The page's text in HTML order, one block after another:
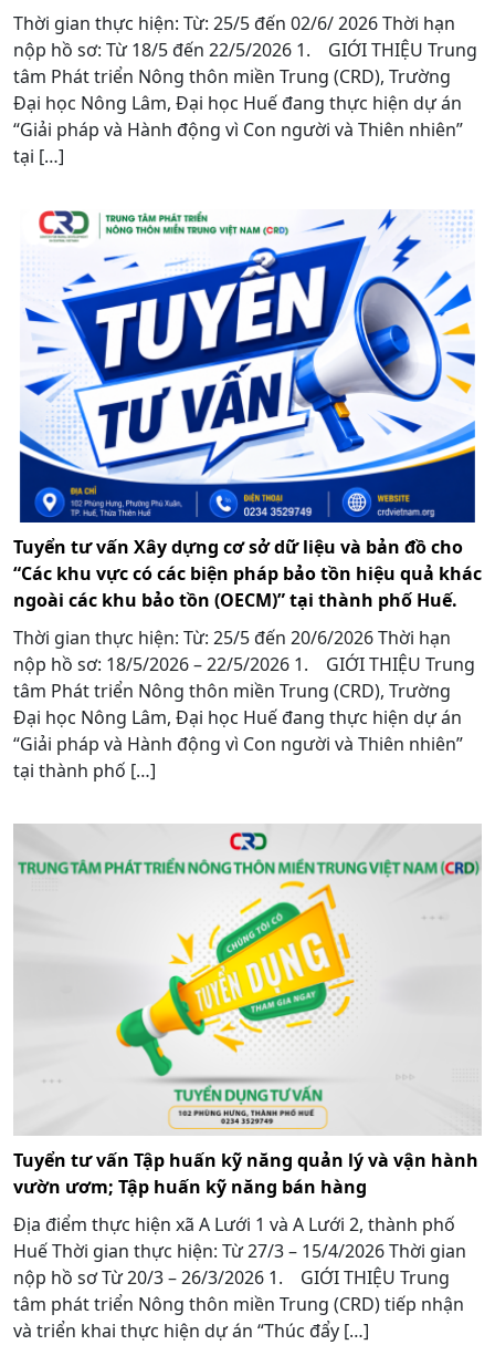
Thời gian thực hiện: Từ: 25/5 đến 02/6/ 2026 Thời hạn
nộp hồ sơ: Từ 18/5 đến 22/5/2026 1. GIỚI THIỆU Trung
tâm Phát triển Nông thôn miền Trung (CRD), Trường
Đại học Nông Lâm, Đại học Huế đang thực hiện dự án
“Giải pháp và Hành động vì Con người và Thiên nhiên”
tại […]
Tuyển tư vấn Xây dựng cơ sở dữ liệu và bản đồ cho
“Các khu vực có các biện pháp bảo tồn hiệu quả khác
ngoài các khu bảo tồn (OECM)” tại thành phố Huế.
Thời gian thực hiện: Từ: 25/5 đến 20/6/2026 Thời hạn
nộp hồ sơ: 18/5/2026 – 22/5/2026 1. GIỚI THIỆU Trung
tâm Phát triển Nông thôn miền Trung (CRD), Trường
Đại học Nông Lâm, Đại học Huế đang thực hiện dự án
“Giải pháp và Hành động vì Con người và Thiên nhiên”
tại thành phố […]
Tuyển tư vấn Tập huấn kỹ năng quản lý và vận hành
vườn ươm; Tập huấn kỹ năng bán hàng
Địa điểm thực hiện xã A Lưới 1 và A Lưới 2, thành phố
Huế Thời gian thực hiện: Từ 27/3 – 15/4/2026 Thời gian
nộp hồ sơ Từ 20/3 – 26/3/2026 1. GIỚI THIỆU Trung
tâm phát triển Nông thôn miền Trung (CRD) tiếp nhận
và triển khai thực hiện dự án “Thúc đẩy […]